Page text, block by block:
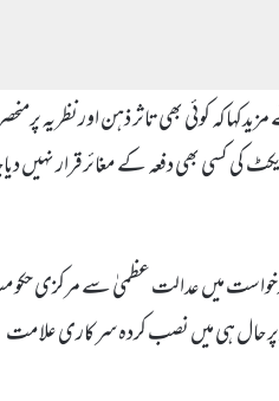
کوئی بھی تاثر ذہن اورنظریہ
بھی دفعہ کے مغائرقرار نہیں
میں عدالت عظمیٰ سے مرکزی
حال ہی میں نصب کردہ سرکاری علامت